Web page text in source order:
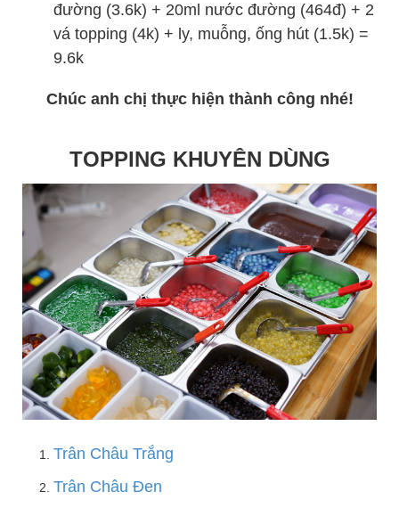
đường (3.6k) + 20ml nước đường (464đ) + 2
vá topping (4k) + ly, muỗng, ống hút (1.5k) =
9.6k
Chúc anh chị thực hiện thành công nhé!
TOPPING KHUYÊN DÙNG
Trân Châu Trắng
Trân Châu Đen